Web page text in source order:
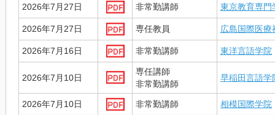
2026年7月27日 非常勤講師 東京教育専門
2026年7月27日 専任教員 広島国際医療
2026年7月16日 非常勤講師 東洋言語学院
2026年7月10日
専任講師
非常勤講師
早稲田言語学
2026年7月10日 非常勤講師 相模国際学院